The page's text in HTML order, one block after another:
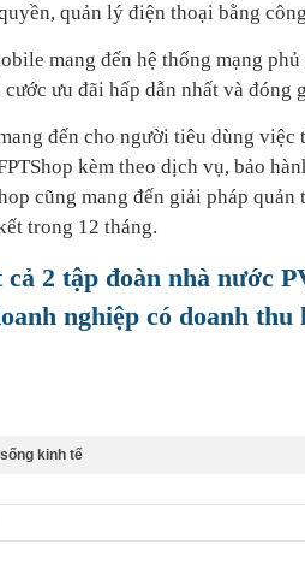
quản lý điện thoại bằng
mang đến hệ thống mạng
ưu đãi hấp dẫn nhất và đóng
đến cho người tiêu dùng
kèm theo dịch vụ, bảo
cũng mang đến giải pháp
trong 12 tháng.
2 tập đoàn nhà nước
nghiệp có doanh
kinh tế